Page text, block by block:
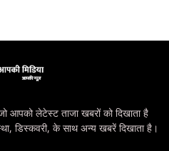
आपको लेटेस्ट ताजा खबरों को दिखाता है
डिस्कवरी, के साथ अन्य खबरें दिखाता है।